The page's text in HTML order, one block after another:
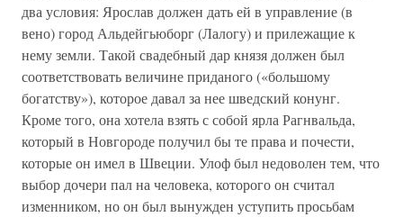
два условия: Ярослав должен дать ей в управление (в
вено) город Альдейгьюборг (Лалогу) и прилежащие к
нему земли. Такой свадебный дар князя должен был
соответствовать величине приданого («большому
богатству»), которое давал за нее шведский конунг.
Кроме того, она хотела взять с собой ярла Рагнвальда,
который в Новгороде получил бы те права и почести,
которые он имел в Швеции. Улоф был недоволен тем, что
выбор дочери пал на человека, которого он считал
изменником, но он был вынужден уступить просьбам